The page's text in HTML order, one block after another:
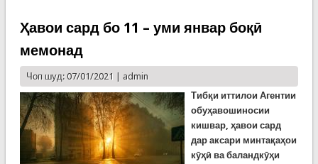
Ҳавои сард бо 11 – уми январ боқӣ
мемонад
Чоп шуд: 07/01/2021 | admin
Тибқи иттилои Агентии
обуҳавошиносии
кишвар, ҳавои сард
дар аксари минтақаҳои
кӯҳӣ ва баландкӯҳи